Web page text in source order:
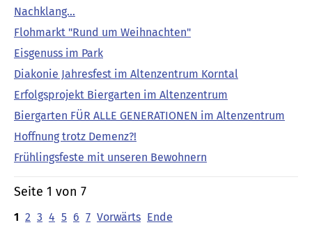
Nachklang...
Flohmarkt "Rund um Weihnachten"
Eisgenuss im Park
Diakonie Jahresfest im Altenzentrum Korntal
Erfolgsprojekt Biergarten im Altenzentrum
Biergarten FÜR ALLE GENERATIONEN im Altenzentrum
Hoffnung trotz Demenz?!
Frühlingsfeste mit unseren Bewohnern
Seite 1 von 7
1 2 3 4 5 6 7 Vorwärts Ende